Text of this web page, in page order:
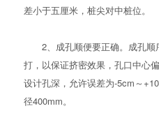
差小于五厘米，桩尖对中桩位。
2、成孔顺便要正确。成孔顺
打，以保证挤密效果，孔口中心
设计孔深，允许误差为-5cm～
径400mm。